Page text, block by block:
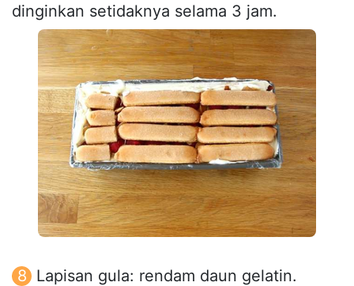
dinginkan setidaknya selama 3 jam.
Lapisan gula: rendam daun gelatin.